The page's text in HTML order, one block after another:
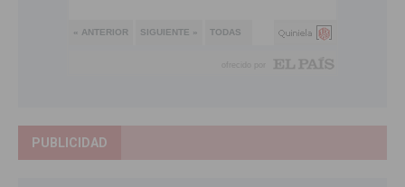
PUBLICIDAD